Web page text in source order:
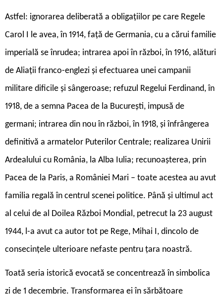
Astfel: ignorarea deliberată a obligațiilor pe care Regele
Carol I le avea, în 1914, față de Germania, cu a cărui familie
imperială se înrudea; intrarea apoi în război, în 1916, alături
de Aliații franco-englezi și efectuarea unei campanii
militare dificile și sângeroase; refuzul Regelui Ferdinand, în
1918, de a semna Pacea de la București, impusă de
germani; intrarea din nou în război, în 1918, și înfrângerea
definitivă a armatelor Puterilor Centrale; realizarea Unirii
Ardealului cu România, la Alba Iulia; recunoașterea, prin
Pacea de la Paris, a României Mari – toate acestea au avut
familia regală în centrul scenei politice. Până și ultimul act
al celui de al Doilea Război Mondial, petrecut la 23 august
1944, l-a avut ca autor tot pe Rege, Mihai I, dincolo de
consecințele ulterioare nefaste pentru țara noastră.
Toată seria istorică evocată se concentrează în simbolica
zi de 1 decembrie. Transformarea ei în sărbătoare